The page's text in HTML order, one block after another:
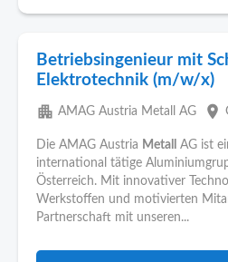
Betriebsingenieur mit
Elektrotechnik (m/w/x)
apartment AMAG Austria Metall AG place
Die AMAG Austria Metall
AG ist
international tätige
Österreich. Mit innovativer
Werkstoffen und motivierten
Partnerschaft mit unseren...